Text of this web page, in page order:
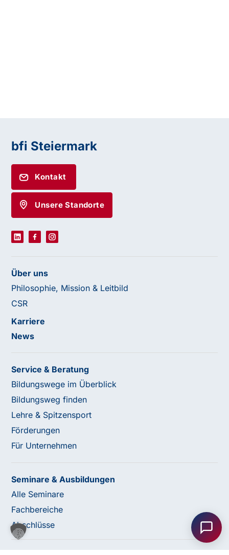
Haben Sie Fragen oder benötigen Sie
Unterstützung?
Unser Team ist gerne für Sie da! Nehmen Sie jetzt
Kontakt mit uns auf – wir freuen uns auf Ihre Anfrage.
bfi Steiermark
Kontakt
Unsere Standorte
Über uns
Philosophie, Mission & Leitbild
CSR
Karriere
News
Service & Beratung
Bildungswege im Überblick
Bildungsweg finden
Lehre & Spitzensport
Förderungen
Für Unternehmen
Seminare & Ausbildungen
Alle Seminare
Fachbereiche
Abschlüsse